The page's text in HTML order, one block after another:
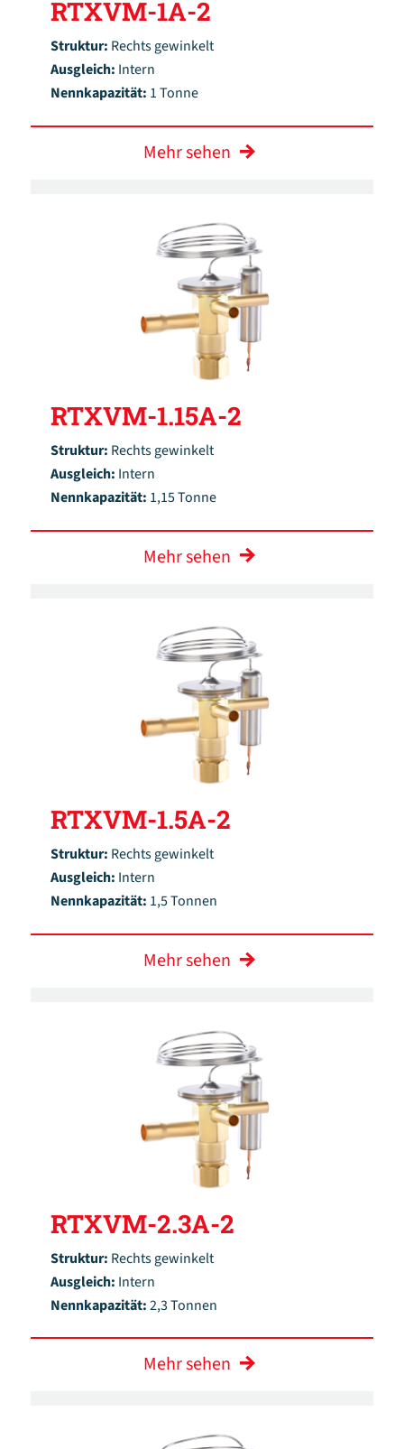
RTXVM-1A-2
Struktur: Rechts gewinkelt
Ausgleich: Intern
Nennkapazität: 1 Tonne
Mehr sehen
RTXVM-1.15A-2
Struktur: Rechts gewinkelt
Ausgleich: Intern
Nennkapazität: 1,15 Tonne
Mehr sehen
RTXVM-1.5A-2
Struktur: Rechts gewinkelt
Ausgleich: Intern
Nennkapazität: 1,5 Tonnen
Mehr sehen
RTXVM-2.3A-2
Struktur: Rechts gewinkelt
Ausgleich: Intern
Nennkapazität:2,3 Tonnen
Mehr sehen